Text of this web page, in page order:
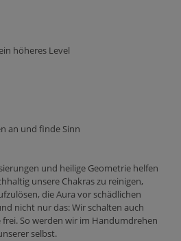
höheres Level
an und finde Sinn
und heilige Geometrie helfen
unsere Chakras zu reinigen,
die Aura vor schädlichen
nicht nur das: Wir schalten auch
So werden wir im Handumdrehen
selbst.